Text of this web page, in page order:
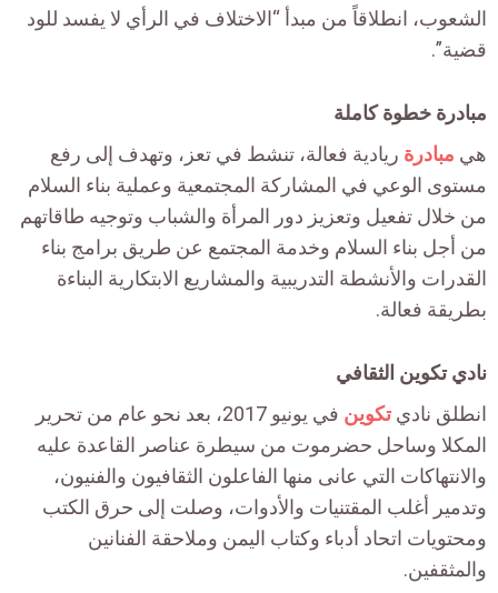
الشعوب، انطلاقاً من مبدأ “الاختلاف في الرأي لا يفسد للود
قضية”.
مبادرة خطوة كاملة
هي مبادرة ريادية فعالة، تنشط في تعز، وتهدف إلى رفع
مستوى الوعي في المشاركة المجتمعية وعملية بناء السلام
من خلال تفعيل وتعزيز دور المرأة والشباب وتوجيه طاقاتهم
من أجل بناء السلام وخدمة المجتمع عن طريق برامج بناء
القدرات والأنشطة التدريبية والمشاريع الابتكارية البناءة
بطريقة فعالة.
نادي تكوين الثقافي
انطلق نادي تكوين
في يونيو 2017، بعد نحو عام من تحرير
المكلا وساحل حضرموت من سيطرة عناصر القاعدة عليه
والانتهاكات التي عانى منها الفاعلون الثقافيون والفنيون،
وتدمير أغلب المقتنيات والأدوات، وصلت إلى حرق الكتب
ومحتويات اتحاد أدباء وكتاب اليمن وملاحقة الفنانين
والمثقفين.